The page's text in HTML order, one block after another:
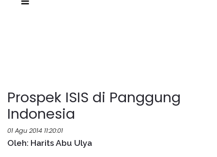
Prospek ISIS di Panggung
Indonesia
01 Agu 2014 11:20:01
Oleh: Harits Abu Ulya